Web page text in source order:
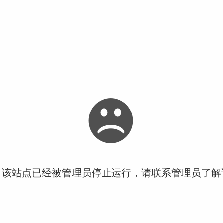
站点已经被管理员停止运行，请联系管理员了